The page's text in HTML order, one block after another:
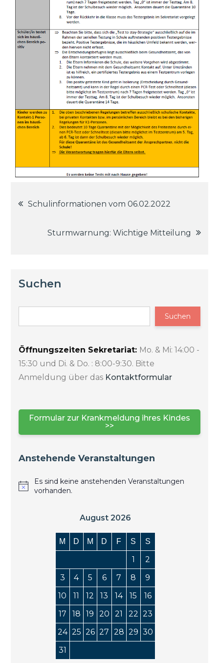
Beitragsnavigation
Schulinformationen vom 06.02.2022
Sturmwarnung: Wichtige Mitteilung
Suchen
Suchen
Öffnungszeiten Sekretariat: Mo. & Mi: 14:00 -
15:30 und Di. & Do. : 8:00-9:30. Bitte
Anmeldung über das Kontaktformular
Formular zur Krankmeldung ihres Kindes
>>
Anstehende Veranstaltungen
Es sind keine anstehenden Veranstaltungen
vorhanden.
August 2026
M D M D F S S
1
2
3
4 5 6 7 8
9
10
11 12 13 14 15
16
17
18 19 20 21 22 23
24 25 26 27 28 29 30
31